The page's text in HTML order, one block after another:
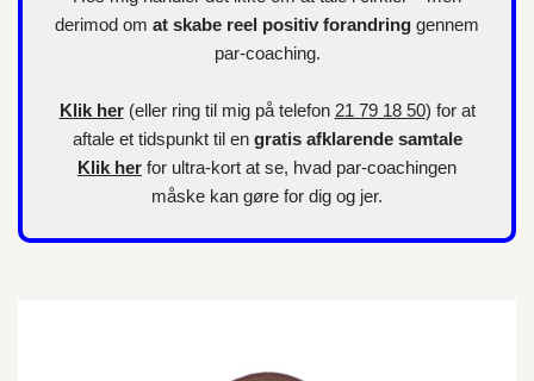
derimod om at skabe reel positiv forandring gennem
par-coaching.
Klik her(eller ring til mig på telefon 21 79 18 50) for at
aftale et tidspunkt til en gratis afklarende samtale
Klik her for ultra-kort at se, hvad par-coachingen
måske kan gøre for dig og jer.